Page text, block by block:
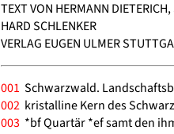
TEXT VON HERMANN
HARD SCHLENKER
VERLAG EUGEN ULMER
001 Schwarzwald.
002 kristalline Kern des
003 *bf Quartär *ef samt den